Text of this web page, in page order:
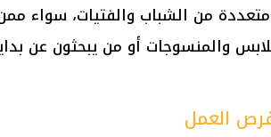
من الشباب والفتيات، سواء
والمنسوجات أو من يبحثون عن
العمل